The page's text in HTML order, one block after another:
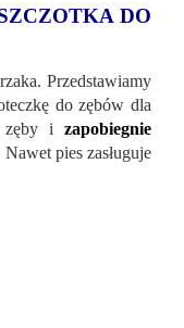
DO
Przedstawiamy
do zębów dla
zęby i zapobiegnie
pies zasługuje